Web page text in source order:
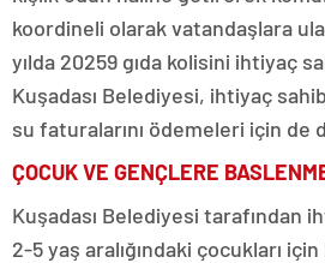
koordineli olarak vatandaşlara
yılda 20259 gıda kolisini ihtiyaç
Kuşadası Belediyesi, ihtiyaç
su faturalarını ödemeleri için de
ÇOCUK VE GENÇLERE
Kuşadası Belediyesi tarafından
2-5 yaş aralığındaki çocukları